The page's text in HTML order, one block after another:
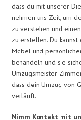
dass du mit unserer
nehmen uns Zeit, um
zu verstehen und
zu erstellen. Du
Möbel und
behandeln und sie
Umzugsmeister
dass dein Umzug von
verläuft.
Nimm Kontakt mit